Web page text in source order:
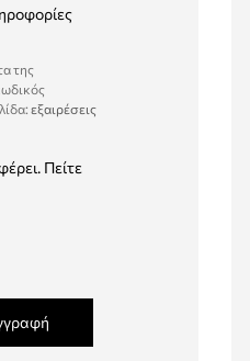
της
εξαιρέσεις
Πείτε